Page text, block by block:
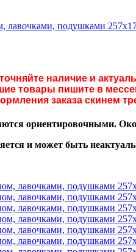
лавочками, подушками
наличие и
товары пишите в
заказа скинем
ориентировочными.
и может быть